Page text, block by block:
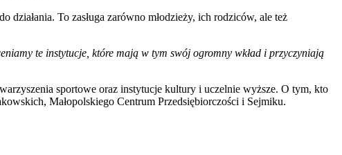
To zasługa zarówno młodzieży, ich rodziców, ale też
te instytucje, które mają w tym swój ogromny wkład i przyczyniają
sportowe oraz instytucje kultury i uczelnie wyższe. O tym, kto
Małopolskiego Centrum Przedsiębiorczości i Sejmiku.